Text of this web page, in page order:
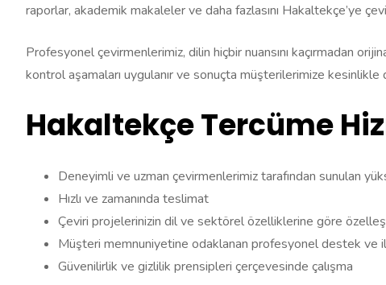
raporlar, akademik makaleler ve daha fazlasını Hakaltekçe’ye
Profesyonel çevirmenlerimiz, dilin hiçbir nuansını kaçırmadan
kontrol aşamaları uygulanır ve sonuçta müşterilerimize kesinlikle
Hakaltekçe Tercüme
Deneyimli ve uzman çevirmenlerimiz tarafından sunulan
Hızlı ve zamanında teslimat
Çeviri projelerinizin dil ve sektörel özelliklerine göre
Müşteri memnuniyetine odaklanan profesyonel destek ve
Güvenilirlik ve gizlilik prensipleri çerçevesinde çalışma